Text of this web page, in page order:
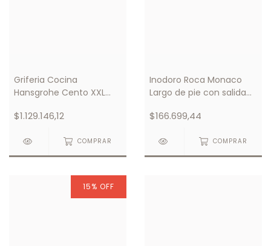
Griferia Cocina
Hansgrohe Cento XXL
Monocomando 2 Jets
$1.129.146,12
COMPRAR
Inodoro Roca Monaco
Largo de pie con salida
$166.699,44
COMPRAR
15% OFF